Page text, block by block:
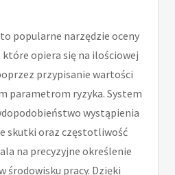
to popularne narzędzie oceny
opiera się na ilościowej
przypisanie wartości
parametrom ryzyka. System
wystąpienia
skutki oraz częstotliwość
na precyzyjne określenie
środowisku pracy. Dzięki